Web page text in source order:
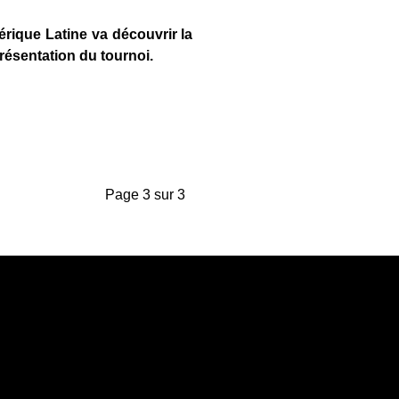
Latine va découvrir la
du tournoi.
Page 3 sur 3